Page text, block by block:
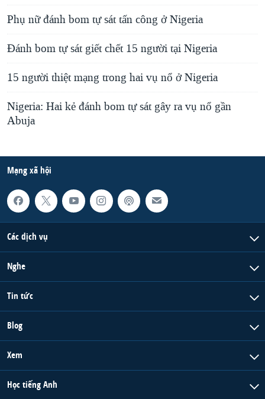
Phụ nữ đánh bom tự sát tấn công ở Nigeria
Đánh bom tự sát giết chết 15 người tại Nigeria
15 người thiệt mạng trong hai vụ nổ ở Nigeria
Nigeria: Hai kẻ đánh bom tự sát gây ra vụ nổ gần
Abuja
Mạng xã hội
Các dịch vụ
Nghe
Tin tức
Blog
Xem
Học tiếng Anh